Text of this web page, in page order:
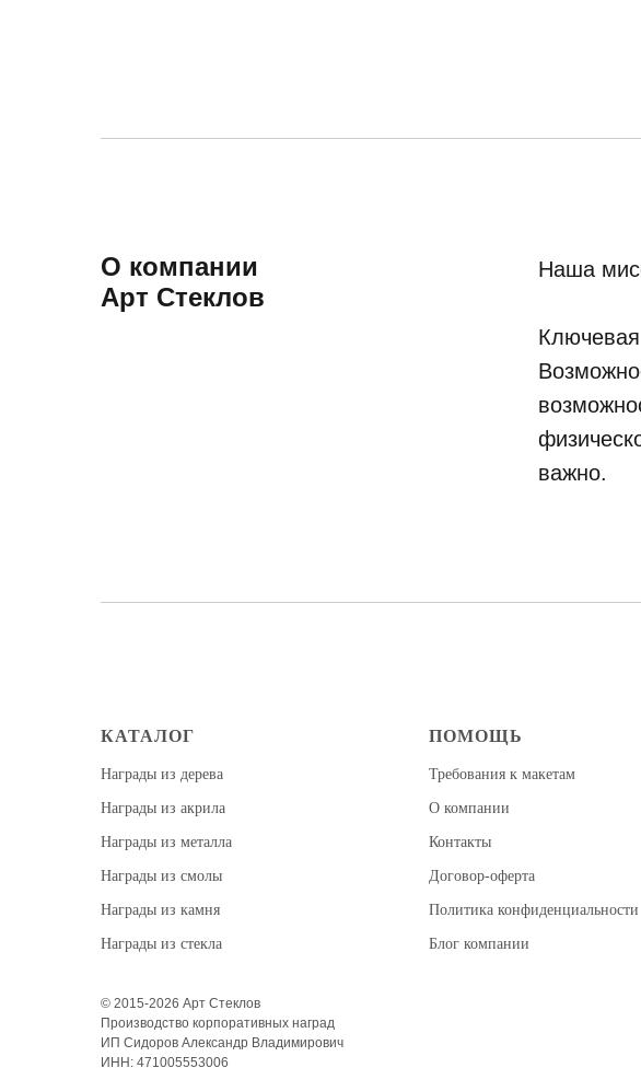
О компании
Арт Стеклов
Наша
важно.
КАТАЛОГ
Награды из дерева
Награды из акрила
Награды из металла
Награды из смолы
Награды из камня
Награды из стекла
ПОМОЩЬ
Требования к макетам
О компании
Контакты
Договор-оферта
Политика конфиденциальности
Блог компании
© 2015-2026 Арт Стеклов
Производство корпоративных наград
ИП Сидоров Александр Владимирович
ИНН: 471005553006